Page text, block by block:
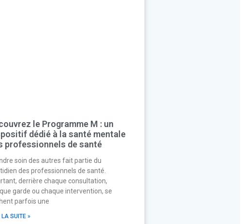
le Programme M : un
dédié à la santé mentale
professionnels de santé
soin des autres fait partie du
des professionnels de santé.
derrière chaque consultation,
garde ou chaque intervention, se
parfois une
LA SUITE »